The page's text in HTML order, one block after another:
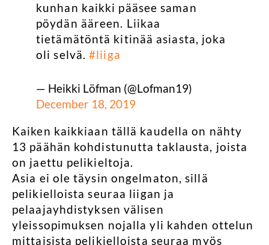
kunhan kaikki pääsee saman
pöydän ääreen. Liikaa
tietämätöntä kitinää asiasta, joka
oli selvä.#liiga
— Heikki Löfman (@Lofman19)
December 18, 2019
Kaiken kaikkiaan tällä kaudella on nähty
13 päähän kohdistunutta taklausta, joista
on jaettu pelikieltoja.
Asia ei ole täysin ongelmaton, sillä
pelikielloista seuraa liigan ja
pelaajayhdistyksen välisen
yleissopimuksen nojalla yli kahden ottelun
mittaisista pelikielloista seuraa myös